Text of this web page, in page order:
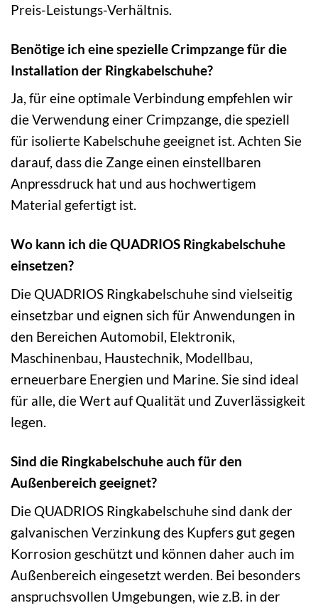
Preis-Leistungs-Verhältnis.
Benötige ich eine spezielle Crimpzange für die
Installation der Ringkabelschuhe?
Ja, für eine optimale Verbindung empfehlen wir
die Verwendung einer Crimpzange, die speziell
für isolierte Kabelschuhe geeignet ist. Achten Sie
darauf, dass die Zange einen einstellbaren
Anpressdruck hat und aus hochwertigem
Material gefertigt ist.
Wo kann ich die QUADRIOS Ringkabelschuhe
einsetzen?
Die QUADRIOS Ringkabelschuhe sind vielseitig
einsetzbar und eignen sich für Anwendungen in
den Bereichen Automobil, Elektronik,
Maschinenbau, Haustechnik, Modellbau,
erneuerbare Energien und Marine. Sie sind ideal
für alle, die Wert auf Qualität und Zuverlässigkeit
legen.
Sind die Ringkabelschuhe auch für den
Außenbereich geeignet?
Die QUADRIOS Ringkabelschuhe sind dank der
galvanischen Verzinkung des Kupfers gut gegen
Korrosion geschützt und können daher auch im
Außenbereich eingesetzt werden. Bei besonders
anspruchsvollen Umgebungen, wie z.B. in der